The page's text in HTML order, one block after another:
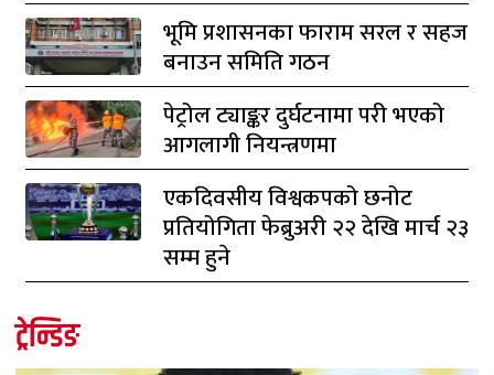
भूमि प्रशासनका फाराम सरल र सहज
बनाउन समिति गठन
पेट्रोल ट्याङ्कर दुर्घटनामा परी भएको
आगलागी नियन्त्रणमा
एकदिवसीय विश्वकपको छनोट
प्रतियोगिता फेब्रुअरी २२ देखि मार्च २३
सम्म हुने
ट्रेन्डिङ